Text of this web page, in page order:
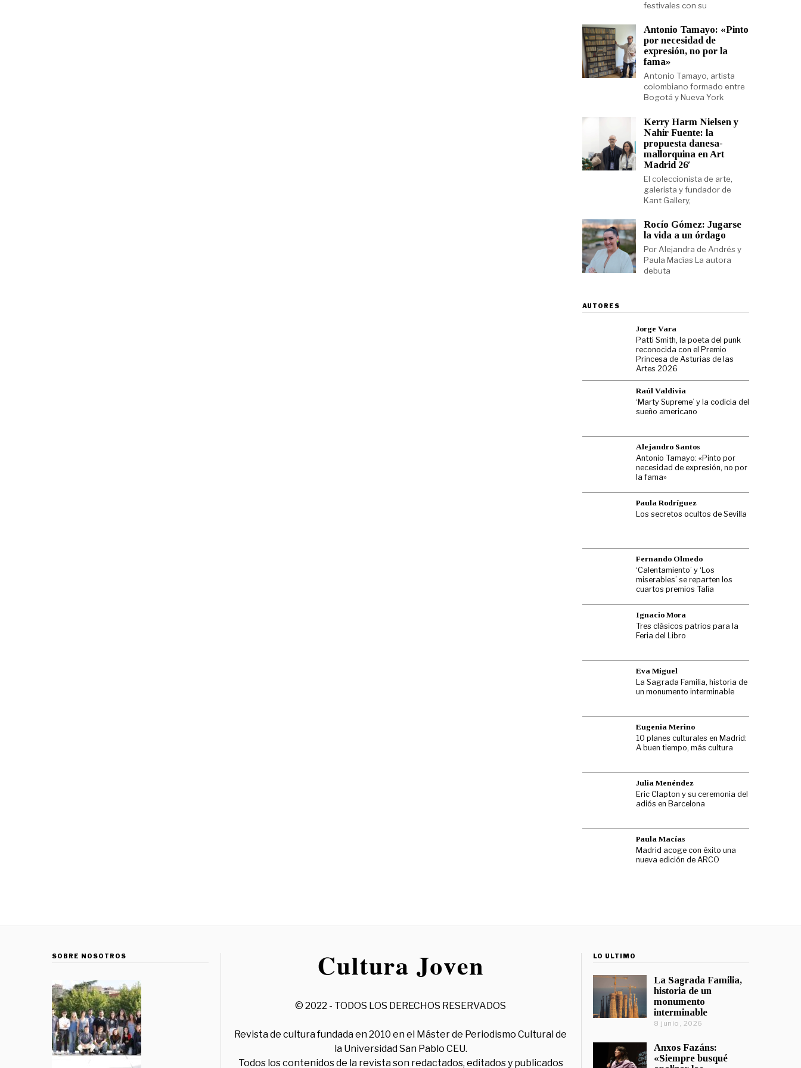
festivales con su
Antonio Tamayo: «Pinto
por necesidad de
expresión, no por la
fama»
Antonio Tamayo, artista
colombiano formado entre
Bogotá y Nueva York
Kerry Harm Nielsen y
Nahir Fuente: la
propuesta danesa-
mallorquina en Art
Madrid 26′
El coleccionista de arte,
galerista y fundador de
Kant Gallery,
Rocío Gómez: Jugarse
la vida a un órdago
Por Alejandra de Andrés y
Paula Macías La autora
debuta
AUTORES
Jorge Vara
Patti Smith, la poeta del punk
reconocida con el Premio
Princesa de Asturias de las
Artes 2026
Raúl Valdivia
‘Marty Supreme’ y la codicia del
sueño americano
Alejandro Santos
Antonio Tamayo: «Pinto por
necesidad de expresión, no por
la fama»
Paula Rodríguez
Los secretos ocultos de Sevilla
Fernando Olmedo
‘Calentamiento’ y ‘Los
miserables’ se reparten los
cuartos premios Talía
Ignacio Mora
Tres clásicos patrios para la
Feria del Libro
Eva Miguel
La Sagrada Familia, historia de
un monumento interminable
Eugenia Merino
10 planes culturales en Madrid:
A buen tiempo, más cultura
Julia Menéndez
Eric Clapton y su ceremonia del
adiós en Barcelona
Paula Macías
Madrid acoge con éxito una
nueva edición de ARCO
SOBRE NOSOTROS
© 2022 - TODOS LOS DERECHOS RESERVADOS
Revista de cultura fundada en 2010 en el Máster de Periodismo Cultural de
la Universidad San Pablo CEU.
Todos los contenidos de la revista son redactados, editados y publicados
LO ÚLTIMO
La Sagrada Familia,
historia de un
monumento
interminable
8 junio, 2026
Anxos Fazáns:
«Siempre busqué